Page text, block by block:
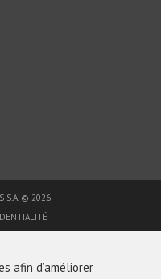
S.A. © 2026
afin d’améliorer